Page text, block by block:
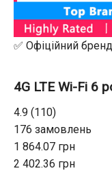
✅ Офіційний бренд
4G LTE Wi-Fi 6
4.9 (110)
176 замовлень
1 864.07 грн
2 402.36 грн